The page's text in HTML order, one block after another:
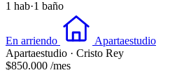
1 hab·1 baño
En arriendo
Apartaestudio
Apartaestudio · Cristo Rey
$850.000 /mes